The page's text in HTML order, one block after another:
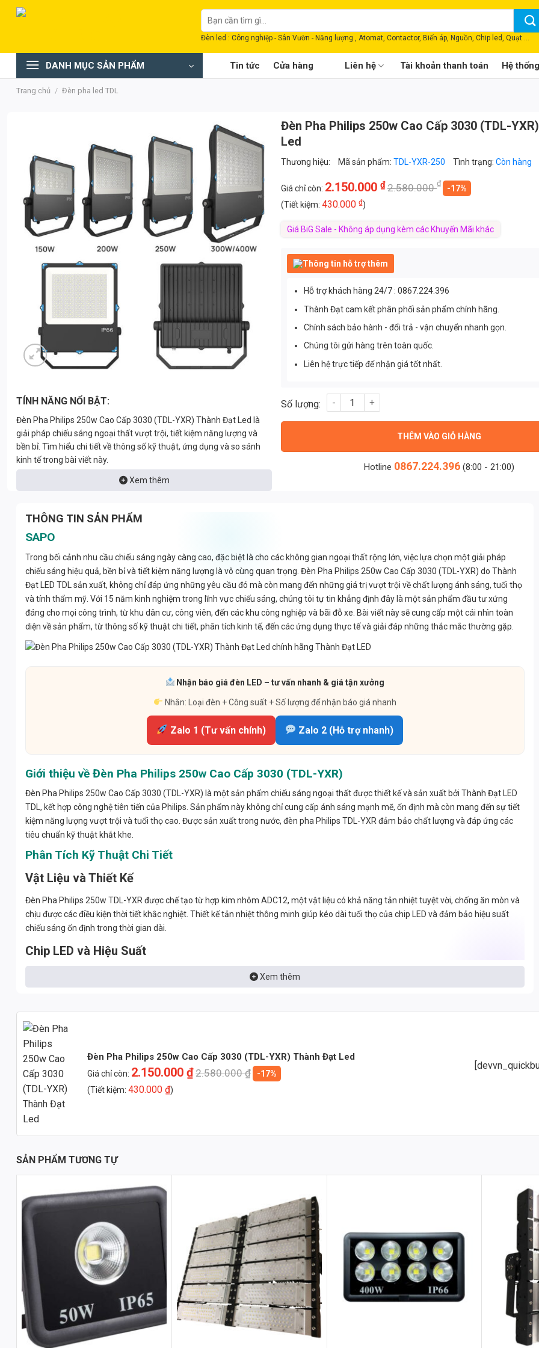
Chuyển
dung
Tìm
kiếm:
Đèn led : Công nghiệp - Sân Vườn - Năng lượng , Atomat, Contactor, Biến áp, Nguồn, Chip led, Quạt ...
DANH MỤC SẢN PHẨM Tin tức Cửa hàng Liên hệ Tài khoản thanh toán Hệ
Trang chủ / Đèn pha led TDL
TÍNH NĂNG NỔI BẬT:
Đèn Pha Philips 250w Cao Cấp 3030 (TDL-YXR) Thành Đạt Led là
giải pháp chiếu sáng ngoại thất vượt trội, tiết kiệm năng lượng và
bền bỉ. Tìm hiểu chi tiết về thông số kỹ thuật, ứng dụng và so sánh
kinh tế trong bài viết này.
Xem thêm
Đèn Pha Philips 250w Cao Cấp 3030 (TDL-
Led
Thương hiệu: Mã sản phẩm: TDL-YXR-250 Tình trạng: Còn hàng
Giá chỉ còn: 2.150.000 ₫2.580.000₫
-17%
(Tiết kiệm: 430.000 ₫)
Giá BiG Sale - Không áp dụng kèm các Khuyến Mãi khác
Thông tin hỗ trợ thêm
Hỗ trợ khách hàng 24/7 : 0867.224.396
Thành Đạt cam kết phân phối sản phẩm chính hãng.
Chính sách bảo hành - đổi trả - vận chuyển nhanh gọn.
Chúng tôi gửi hàng trên toàn quốc.
Liên hệ trực tiếp để nhận giá tốt nhất.
Đèn Pha Philips 250w Cao Cấp 3030 (TDL-YXR) Thành Đạt
THÊM VÀO GIỎ HÀNG
Hotline 0867.224.396 (8:00 - 21:00)
THÔNG TIN SẢN PHẨM
SAPO
Trong bối cảnh nhu cầu chiếu sáng ngày càng cao, đặc biệt là cho các không gian ngoại thất rộng lớn, việc lựa chọn một giải pháp
chiếu sáng hiệu quả, bền bỉ và tiết kiệm năng lượng là vô cùng quan trọng. Đèn Pha Philips 250w Cao Cấp 3030 (TDL-YXR) do Thành
Đạt LED TDL sản xuất, không chỉ đáp ứng những yêu cầu đó mà còn mang đến những giá trị vượt trội về chất lượng ánh sáng, tuổi thọ
và tính thẩm mỹ. Với 15 năm kinh nghiệm trong lĩnh vực chiếu sáng, chúng tôi tự tin khẳng định đây là một sản phẩm đầu tư xứng
đáng cho mọi công trình, từ khu dân cư, công viên, đến các khu công nghiệp và bãi đỗ xe. Bài viết này sẽ cung cấp một cái nhìn toàn
diện về sản phẩm, từ thông số kỹ thuật chi tiết, phân tích kinh tế, đến các ứng dụng thực tế và giải đáp những thắc mắc thường gặp.
Nhận báo giá đèn LED – tư vấn nhanh & giá tận xưởng
Nhắn: Loại đèn + Công suất + Số lượng để nhận báo giá nhanh
Zalo 1 (Tư vấn chính) Zalo 2 (Hỗ trợ nhanh)
Giới thiệu về Đèn Pha Philips 250w Cao Cấp 3030 (TDL-YXR)
Đèn Pha Philips 250w Cao Cấp 3030 (TDL-YXR) là một sản phẩm chiếu sáng ngoại thất được thiết kế và sản xuất bởi Thành Đạt LED
TDL, kết hợp công nghệ tiên tiến của Philips. Sản phẩm này không chỉ cung cấp ánh sáng mạnh mẽ, ổn định mà còn mang đến sự tiết
kiệm năng lượng vượt trội và tuổi thọ cao. Được sản xuất trong nước, đèn pha Philips TDL-YXR đảm bảo chất lượng và đáp ứng các
tiêu chuẩn kỹ thuật khắt khe.
Phân Tích Kỹ Thuật Chi Tiết
Vật Liệu và Thiết Kế
Đèn Pha Philips 250w TDL-YXR được chế tạo từ hợp kim nhôm ADC12, một vật liệu có khả năng tản nhiệt tuyệt vời, chống ăn mòn và
chịu được các điều kiện thời tiết khắc nghiệt. Thiết kế tản nhiệt thông minh giúp kéo dài tuổi thọ của chip LED và đảm bảo hiệu suất
chiếu sáng ổn định trong thời gian dài.
Chip LED và Hiệu Suất
Sản phẩm sử dụng chip LED Bridgelux hoặc Philips (tùy chọn), với hiệu suất phát quang cao lên đến >130lm/W. Điều này có nghĩa là
đèn có thể tạo ra lượng ánh sáng lớn với mức tiêu thụ điện năng thấp. Chỉ số hoàn màu (CRI) > 85 đảm bảo ánh sáng trung thực, tự
Driver và Hệ Số Công Suất
Đèn được trang bị driver DONE/Philips chất lượng cao, giúp ổn định dòng điện và điện áp, bảo vệ chip LED khỏi các tác động tiêu cực từ
nguồn điện. Hệ số công suất (PF) > 0.9 giúp giảm thiểu tổn thất điện năng và cải thiện hiệu quả sử dụng điện.
So Sánh Kinh Tế: Tiết Kiệm Chi Phí Sau 5 Năm
Để đánh giá hiệu quả kinh tế của Đèn Pha Philips 250w TDL-YXR, chúng ta hãy so sánh chi phí sử dụng trong 5 năm với các loại đèn
truyền thống như đèn halogen hoặc đèn metal halide.
Chi phí đầu tư ban đầu:Đèn LED có chi phí đầu tư ban đầu cao hơn so với đèn truyền thống. Tuy nhiên, chi phí này sẽ được bù đắp
Chi phí tiền điện:
Đèn LED tiêu thụ ít điện năng hơn đáng kể so với đèn truyền thống (khoảng 50-70%). Điều này giúp giảm đáng kể
Chi phí bảo trì:Đèn LED có tuổi thọ cao hơn nhiều so với đèn truyền thống (thường trên 50.000 giờ). Điều này giúp giảm chi phí
Với các yếu tố trên, ước tính sau 5 năm sử dụng, chi phí tổng thể (bao gồm chi phí đầu tư, tiền điện và bảo trì) của Đèn Pha Philips
250w TDL-YXR sẽ thấp hơn đáng kể so với các loại đèn truyền thống.
Ứng Dụng Đa Dạng
Đường Liên Thôn và Đô Thị
Đèn Pha Philips 250w TDL-YXR là lựa chọn lý tưởng để chiếu sáng đường liên thôn và đô thị, đảm bảo an toàn giao thông và tạo cảnh
quan đẹp mắt.
Xem thêm
Đèn Pha Philips 250w Cao Cấp 3030 (TDL-YXR) Thành Đạt Led
Giá chỉ còn: 2.150.000₫2.580.000₫
-17%
(Tiết kiệm:430.000₫)
SẢN PHẨM TƯƠNG TỰ